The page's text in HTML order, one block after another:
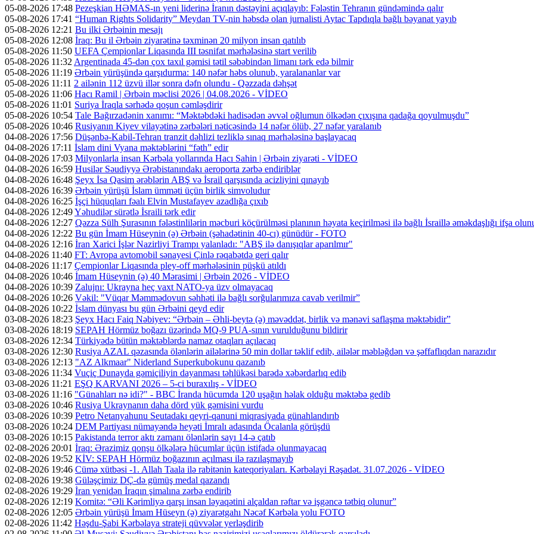
05-08-2026 17:48 Pezeşkian HƏMAS-ın yeni liderinə İranın dəstəyini açıqlayıb: Fələstin Tehranın gündəmində qalır
05-08-2026 17:41 “Human Rights Solidarity” Meydan TV-nin həbsdə olan jurnalisti Aytac Tapdıqla bağlı bəyanat yayıb
05-08-2026 12:21 Bu ilki Ərbəinin mesajı
05-08-2026 12:08 İraq: Bu il Ərbəin ziyarətinə təxminən 20 milyon insan qatılıb
05-08-2026 11:50 UEFA Çempionlar Liqasında III təsnifat mərhələsinə start verilib
05-08-2026 11:32 Argentinada 45-dən çox taxıl gəmisi tətil səbəbindən limanı tərk edə bilmir
05-08-2026 11:19 Ərbəin yürüşündə qarşıdurma: 140 nəfər həbs olunub, yaralananlar var
05-08-2026 11:11 2 ailənin 112 üzvü illər sonra dəfn olundu - Qəzzada dəhşət
05-08-2026 11:06 Hacı Ramil | Ərbəin məclisi 2026 | 04.08.2026 - VİDEO
05-08-2026 11:01 Suriya İraqla sərhədə qoşun cəmləşdirir
05-08-2026 10:54 Tale Bağırzadənin xanımı: “Məktəbdəki hadisədən əvvəl oğlumun ölkədən çıxışına qadağa qoyulmuşdu”
05-08-2026 10:46 Rusiyanın Kiyev vilayətinə zərbələri nəticəsində 14 nəfər ölüb, 27 nəfər yaralanıb
04-08-2026 17:56 Düşənbə-Kabil-Tehran tranzit dəhlizi tezliklə sınaq mərhələsinə başlayacaq
04-08-2026 17:11 İslam dini Vyana məktəblərini “fəth” edir
04-08-2026 17:03 Milyonlarla insan Kərbəla yollarında Hacı Sahin | Ərbəin ziyarəti - VİDEO
04-08-2026 16:59 Husilər Səudiyyə Ərəbistanındakı aeroporta zərbə endiriblər
04-08-2026 16:48 Şeyx İsa Qasim ərəblərin ABŞ və İsrail qarşısında acizliyini qınayıb
04-08-2026 16:39 Ərbəin yürüşü İslam ümməti üçün birlik simvoludur
04-08-2026 16:25 İşçi hüquqları fəalı Elvin Mustafayev azadlığa çıxıb
04-08-2026 12:49Yəhudilər sürətlə İsraili tərk edir
04-08-2026 12:27 Qəzza Sülh Şurasının fələstinlilərin məcburi köçürülməsi planının həyata keçirilməsi ilə bağlı İsraillə əməkdaşlığı ifşa
04-08-2026 12:22 Bu gün İmam Hüseynin (ə) Ərbəin (şəhadətinin 40-cı) günüdür - FOTO
04-08-2026 12:16 İran Xarici İşlər Nazirliyi Trampı yalanladı: "ABŞ ilə danışıqlar aparılmır"
04-08-2026 11:40 FT: Avropa avtomobil sənayesi Çinlə rəqabətdə geri qalır
04-08-2026 11:17 Çempionlar Liqasında pley-off mərhələsinin püşkü atıldı
04-08-2026 10:46 İmam Hüseynin (ə) 40 Mərasimi | Ərbəin 2026 - VİDEO
04-08-2026 10:39 Zalujnı: Ukrayna heç vaxt NATO-ya üzv olmayacaq
04-08-2026 10:26 Vəkil: "Vüqar Məmmədovun səhhəti ilə bağlı sorğularımıza cavab verilmir”
04-08-2026 10:22 İslam dünyası bu gün Ərbəini qeyd edir
03-08-2026 18:23 Şeyx Hacı Faiq Nəbiyev: “Ərbəin – Əhli-beytə (ə) məvəddət, birlik və mənəvi saflaşma məktəbidir”
03-08-2026 18:19 SEPAH Hörmüz boğazı üzərində MQ-9 PUA-sının vurulduğunu bildirir
03-08-2026 12:34 Türkiyədə bütün məktəblərdə namaz otaqları açılacaq
03-08-2026 12:30 Rusiya AZAL qəzasında ölənlərin ailələrinə 50 min dollar təklif edib, ailələr məbləğdən və şəffaflıqdan narazıdır
03-08-2026 12:13 "AZ Alkmaar" Niderland Superkubokunu qazanıb
03-08-2026 11:34 Vuçiç Dunayda gəmiçiliyin dayanması təhlükəsi barədə xəbərdarlıq edib
03-08-2026 11:21 EŞQ KARVANI 2026 – 5-ci buraxılış - VİDEO
03-08-2026 11:16 "Günahları nə idi?" - BBC İranda hücumda 120 uşağın həlak olduğu məktəbə gedib
03-08-2026 10:46 Rusiya Ukraynanın daha dörd yük gəmisini vurdu
03-08-2026 10:39 Petro Netanyahunu Seutadakı qeyri-qanuni miqrasiyada günahlandırıb
03-08-2026 10:24 DEM Partiyası nümayəndə heyəti İmralı adasında Öcalanla görüşdü
03-08-2026 10:15 Pakistanda terror aktı zamanı ölənlərin sayı 14-ə çatıb
02-08-2026 20:01 İraq: Ərazimiz qonşu ölkələrə hücumlar üçün istifadə olunmayacaq
02-08-2026 19:52 KİV: SEPAH Hörmüz boğazının açılması ilə razılaşmayıb
02-08-2026 19:46 Cümə xütbəsi -1. Allah Taala ilə rabitənin kateqoriyaları. Kərbəlayi Rəşadət. 31.07.2026 - VİDEO
02-08-2026 19:38 Güləşçimiz DÇ-də gümüş medal qazandı
02-08-2026 19:29 İran yenidən İraqın şimalına zərbə endirib
02-08-2026 12:19 Komitə: “Əli Kərimliyə qarşı insan ləyaqətini alçaldan rəftar və işgəncə tətbiq olunur”
02-08-2026 12:05 Ərbəin yürüşü İmam Hüseyn (ə) ziyarətgahı Nəcəf Kərbəla yolu FOTO
02-08-2026 11:42 Həşdu-Şabi Kərbəlaya strateji qüvvələr yerləşdirib